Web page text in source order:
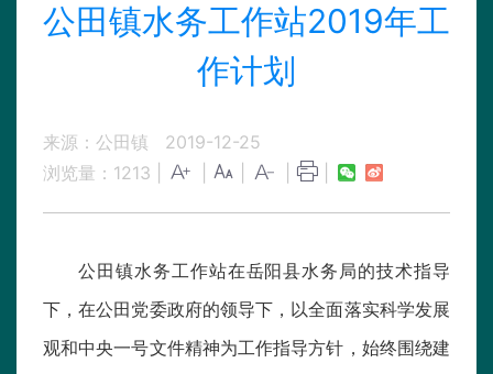
公田镇水务工作站2019年工
作计划
来源：公田镇
2019-12-25
浏览量： 1213
公田镇水务工作站在岳阳县水务局的技术指导
下，在公田党委政府的领导下，以全面落实科学发展
观和中央一号文件精神为工作指导方针，始终围绕建